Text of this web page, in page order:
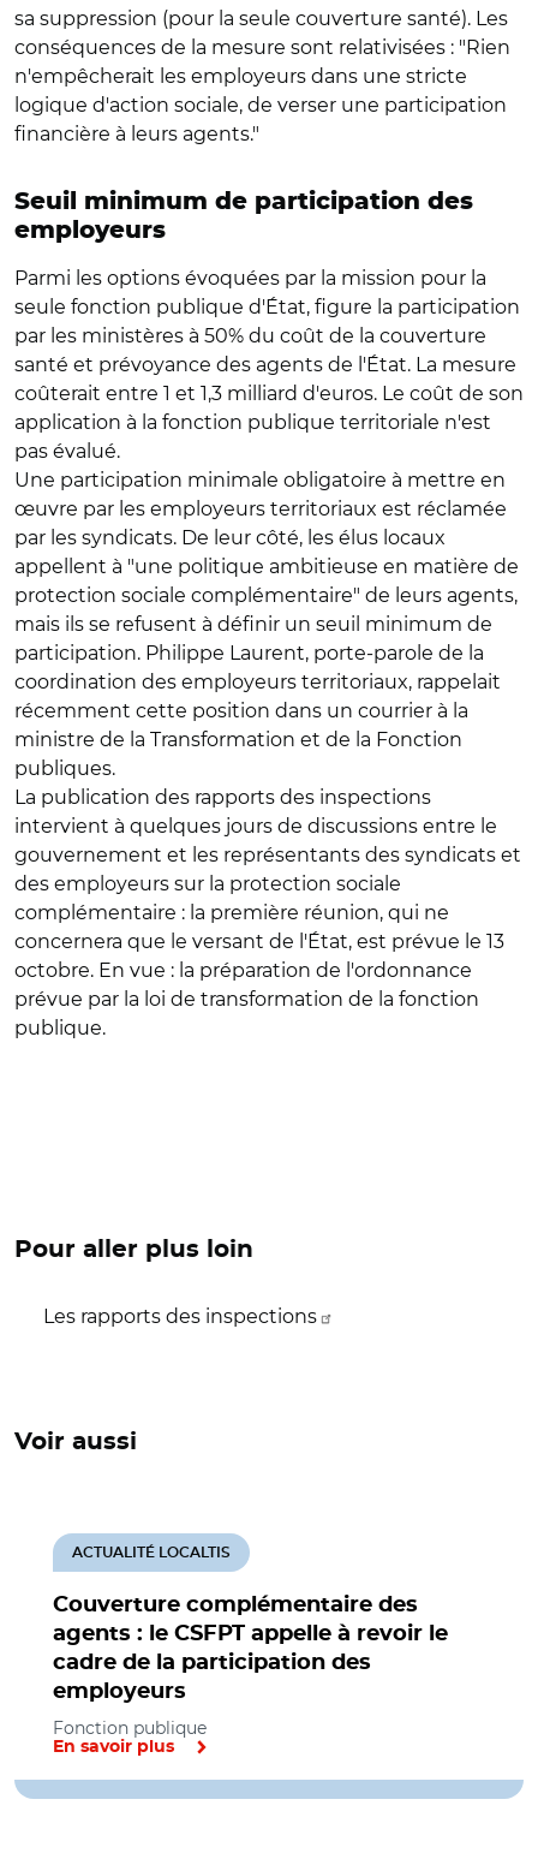
sa suppression (pour la seule couverture santé). Les
conséquences de la mesure sont relativisées : "Rien
n'empêcherait les employeurs dans une stricte
logique d'action sociale, de verser une participation
financière à leurs agents."
Seuil minimum de participation des
employeurs
Parmi les options évoquées par la mission pour la
seule fonction publique d'État, figure la participation
par les ministères à 50% du coût de la couverture
santé et prévoyance des agents de l'État. La mesure
coûterait entre 1 et 1,3 milliard d'euros. Le coût de son
application à la fonction publique territoriale n'est
pas évalué.
Une participation minimale obligatoire à mettre en
œuvre par les employeurs territoriaux est réclamée
par les syndicats. De leur côté, les élus locaux
appellent à "une politique ambitieuse en matière de
protection sociale complémentaire" de leurs agents,
mais ils se refusent à définir un seuil minimum de
participation. Philippe Laurent, porte-parole de la
coordination des employeurs territoriaux, rappelait
récemment cette position dans un courrier à la
ministre de la Transformation et de la Fonction
publiques.
La publication des rapports des inspections
intervient à quelques jours de discussions entre le
gouvernement et les représentants des syndicats et
des employeurs sur la protection sociale
complémentaire : la première réunion, qui ne
concernera que le versant de l'État, est prévue le 13
octobre. En vue : la préparation de l'ordonnance
prévue par la loi de transformation de la fonction
publique.
Pour aller plus loin
Les rapports des inspections
Voir aussi
Couverture complémentaire des
agents : le CSFPT appelle à revoir le
cadre de la participation des
employeurs
ACTUALITÉ LOCALTIS
Fonction publique
En savoir plus